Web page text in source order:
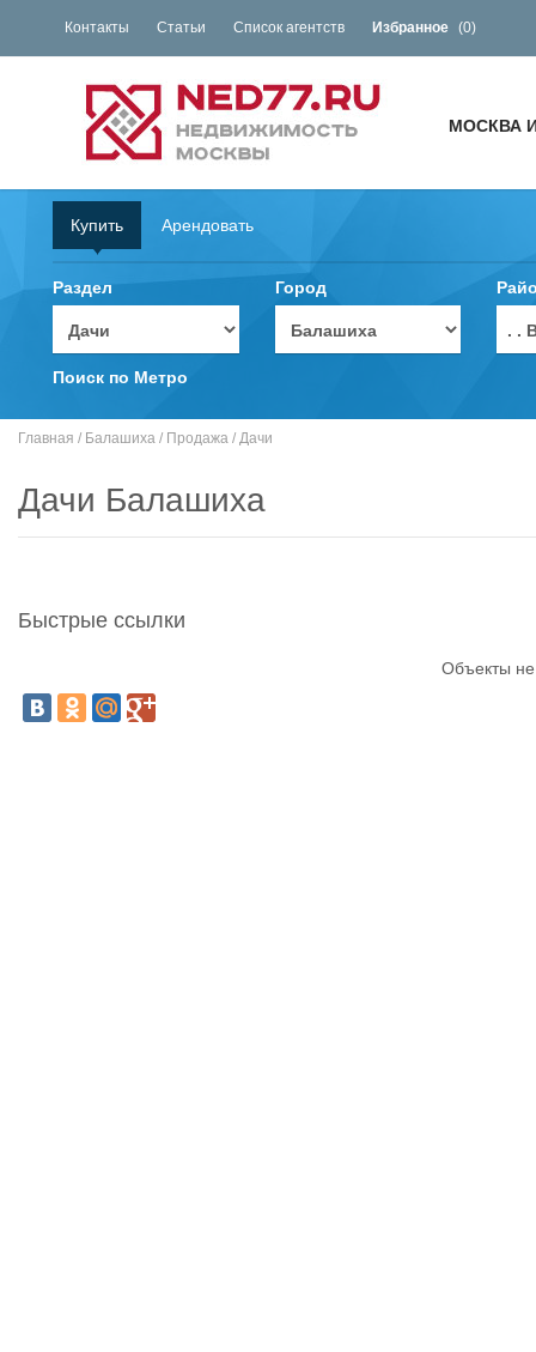
Контакты Статьи Список агентств Избранное (0)
МОСКВА
Купить Арендовать
Раздел Город
. .
Поиск по Метро
Главная / Балашиха / Продажа / Дачи
Дачи Балашиха
Быстрые ссылки
Объекты